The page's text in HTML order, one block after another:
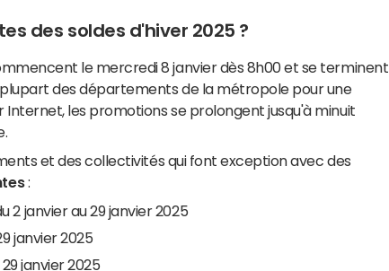
des soldes d'hiver 2025 ?
le mercredi 8 janvier dès 8h00 et se terminent
des départements de la métropole pour une
Internet, les promotions se prolongent jusqu'à minuit
et des collectivités qui font exception avec des
:
2 janvier au 29 janvier 2025
janvier 2025
janvier 2025